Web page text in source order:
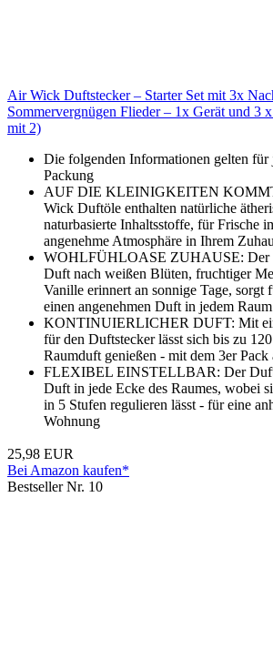
Air Wick Duftstecker – Starter Set mit 3x
Sommervergnügen Flieder – 1x Gerät und 3
mit 2)
Die folgenden Informationen gelten für
Packung
AUF DIE KLEINIGKEITEN
Wick Duftöle enthalten natürliche
naturbasierte Inhaltsstoffe, für Frische
angenehme Atmosphäre in Ihrem
WOHLFÜHLOASE ZUHAUSE: Der
Duft nach weißen Blüten, fruchtiger
Vanille erinnert an sonnige Tage, sorgt
einen angenehmen Duft in jedem Raum
KONTINUIERLICHER DUFT: Mit
für den Duftstecker lässt sich bis zu
Raumduft genießen - mit dem 3er Pack
FLEXIBEL EINSTELLBAR: Der
Duft in jede Ecke des Raumes, wobei
in 5 Stufen regulieren lässt - für eine
Wohnung
25,98 EUR
Bei Amazon kaufen*
Bestseller Nr. 10